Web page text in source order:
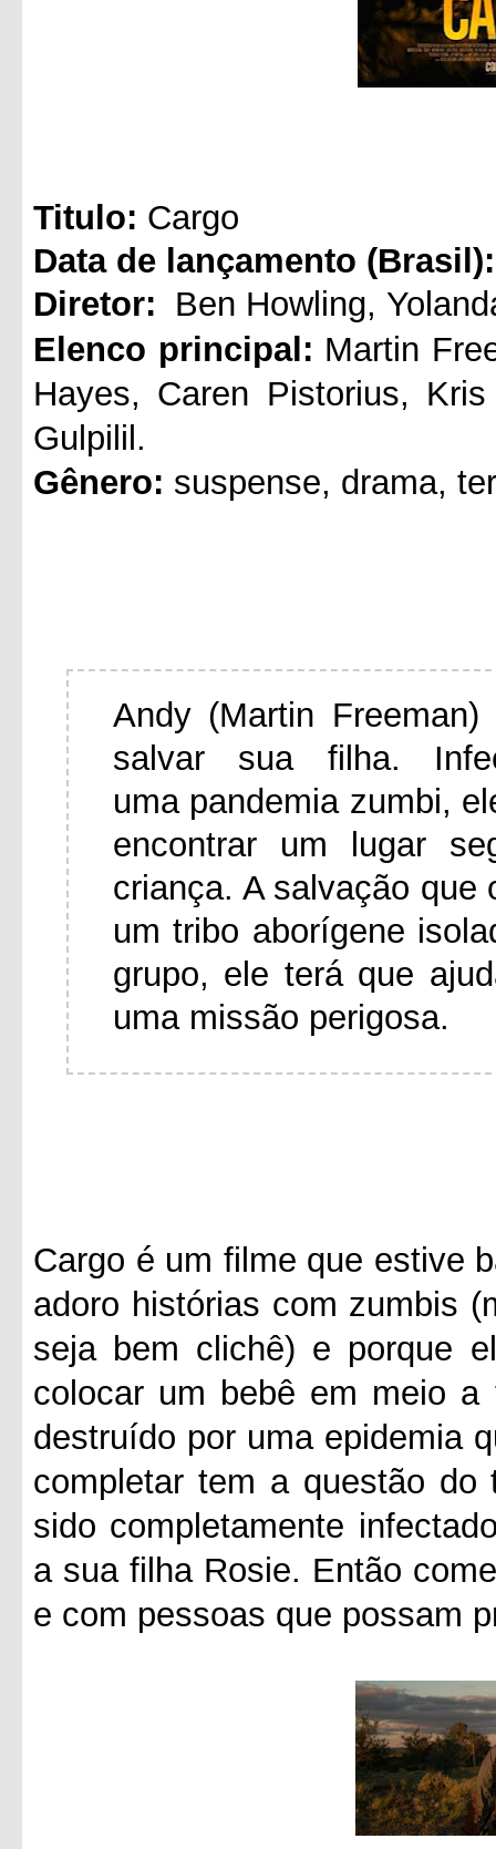
Titulo: Cargo
Data de lançamento (Brasil):
Diretor: Ben Howling,
Elenco principal: Martin
Hayes, Caren Pistorius,
Gulpilil.
Gênero: suspense, drama,
Andy (Martin
salvar sua filha.
uma pandemia zumbi,
encontrar um lugar
criança. A salvação que
um tribo aborígene
grupo, ele terá que
uma missão perigosa.
Cargo é um filme que estive
adoro histórias com zumbis
seja bem clichê) e porque
colocar um bebê em meio
destruído por uma epidemia
completar tem a questão
sido completamente
a sua filha Rosie. Então
e com pessoas que possam